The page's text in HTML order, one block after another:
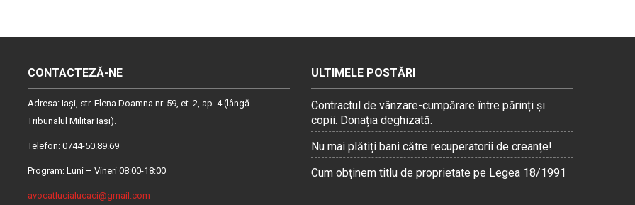
CONTACTEZĂ-NE
Adresa: Iaşi, str. Elena Doamna nr. 59, et. 2, ap. 4 (lângă
Tribunalul Militar Iaşi).
Telefon: 0744-50.89.69
Program: Luni – Vineri 08:00-18:00
avocatlucialucaci@gmail.com
ULTIMELE POSTĂRI
Contractul de vânzare-cumpărare între părinți și
copii. Donația deghizată.
Nu mai plătiți bani către recuperatorii de creanțe!
Cum obținem titlu de proprietate pe Legea 18/1991